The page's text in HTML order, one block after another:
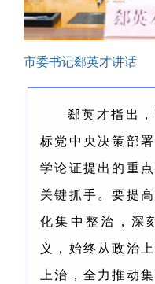
市委书记郄英才讲话
郄英才指出
标党中央决策部
学论证提出的重点
关键抓手。要提
化集中整治，深
义，始终从政治
上治，全力推动